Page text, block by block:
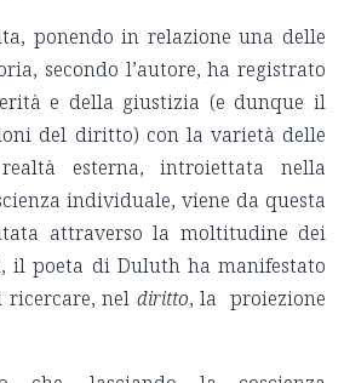
ponendo in relazione una delle
secondo l’autore, ha registrato
e della giustizia (e dunque il
del diritto) con la varietà delle
esterna, introiettata nella
individuale, viene da questa
attraverso la moltitudine dei
il poeta di Duluth ha manifestato
ricercare, nel diritto, la proiezione